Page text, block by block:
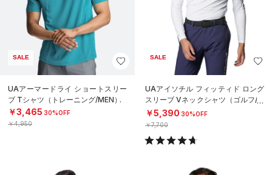
SALE
UAアーマードライ ショートスリー
ブ Tシャツ（トレーニング/MEN）
￥3,465 30%OFF
￥4,950
SALE
UAアイソチル フィッティド ロング
スリーブ Vネックシャツ（ゴルフ/M
EN）
￥5,390 30%OFF
￥7,700